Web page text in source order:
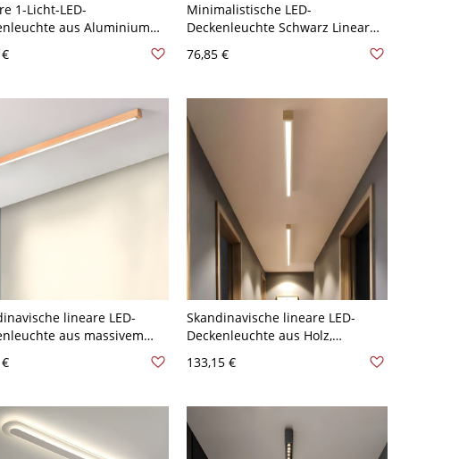
1-Licht-LED-
aus Aluminium
Stil für das
- Schwarz 110V-
Minimalistische LED-
Deckenleuchte Schwarz Linear
mit Acrylschirm - Schwarz 110V-
120V 59,69 cm
76,85 €
lineare LED-
aus massivem
- Natürlich 110V-
Skandinavische lineare LED-
Deckenleuchte aus Holz,
schlanke Deckenbalkenleuchte
mit Acryl-Diffusor - 110V-120V
133,15 €